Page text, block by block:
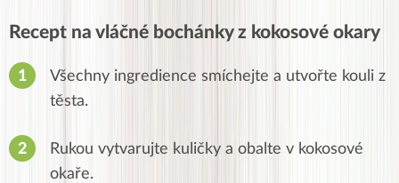
Recept na vláčné bochánky z kokosové okary
Všechny ingredience smíchejte a utvořte kouli z
těsta.
Rukou vytvarujte kuličky a obalte v kokosové
okaře.